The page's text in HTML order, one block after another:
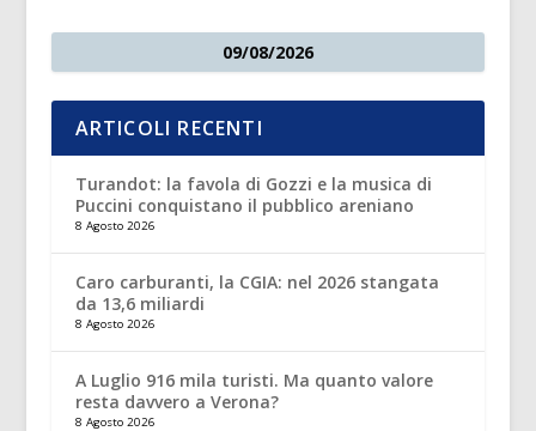
09/08/2026
ARTICOLI RECENTI
Turandot: la favola di Gozzi e la musica di
Puccini conquistano il pubblico areniano
8 Agosto 2026
Caro carburanti, la CGIA: nel 2026 stangata
da 13,6 miliardi
8 Agosto 2026
A Luglio 916 mila turisti. Ma quanto valore
resta davvero a Verona?
8 Agosto 2026